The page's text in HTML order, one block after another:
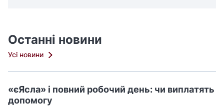
Останні новини
Усі новини
«єЯсла» і повний робочий день: чи виплатять
допомогу